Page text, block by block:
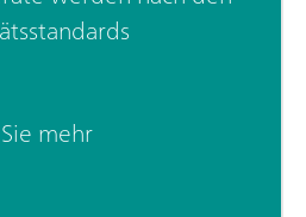
mehr